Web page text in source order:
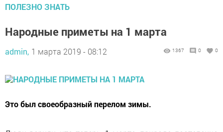
ПОЛЕЗНО ЗНАТЬ
Народные приметы на 1 марта
admin, 1 марта 2019 - 08:12 1367 0 0
Это был своеобразный перелом зимы.